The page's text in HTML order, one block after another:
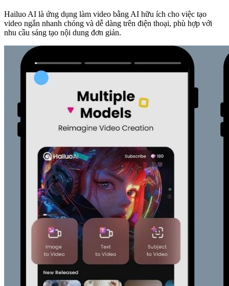
Hailuo AI là ứng dụng làm video bằng AI hữu ích cho việc tạo
video ngắn nhanh chóng và dễ dàng trên điện thoại, phù hợp với
nhu cầu sáng tạo nội dung đơn giản.